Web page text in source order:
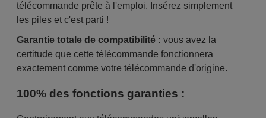
télécommande prête à l'emploi. Insérez simplement
les piles et c'est parti !
Garantie totale de compatibilité : vous avez la
certitude que cette télécommande fonctionnera
exactement comme votre télécommande d'origine.
100% des fonctions garanties :